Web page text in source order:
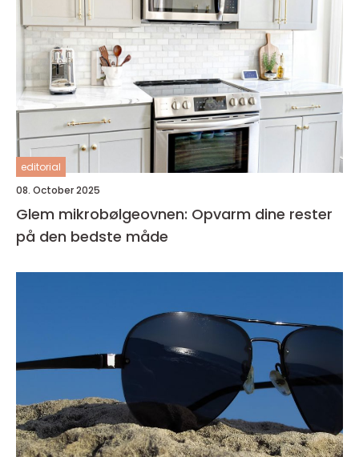
editorial
08. October 2025
Glem mikrobølgeovnen: Opvarm dine rester
på den bedste måde